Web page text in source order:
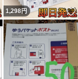
いいね！
1,298円